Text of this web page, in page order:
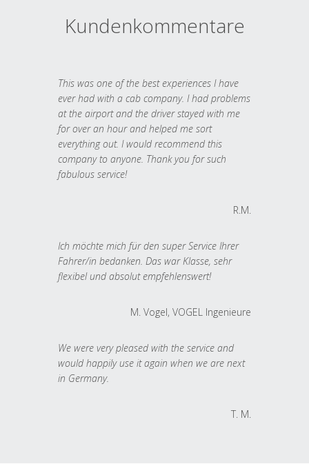
Kundenkommentare
This was one of the best experiences I have
ever had with a cab company. I had problems
at the airport and the driver stayed with me
for over an hour and helped me sort
everything out. I would recommend this
company to anyone. Thank you for such
fabulous service!
R.M.
Ich möchte mich für den super Service Ihrer
Fahrer/in bedanken. Das war Klasse, sehr
flexibel und absolut empfehlenswert!
M. Vogel, VOGEL Ingenieure
We were very pleased with the service and
would happily use it again when we are next
in Germany.
T. M.